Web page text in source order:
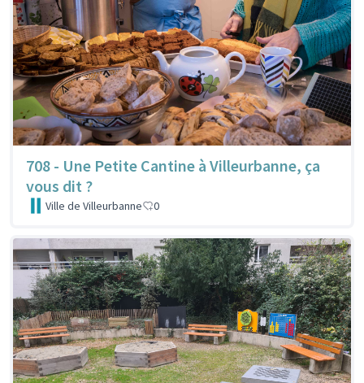
708 - Une Petite Cantine à Villeurbanne, ça
vous dit ?
Ville de Villeurbanne 0